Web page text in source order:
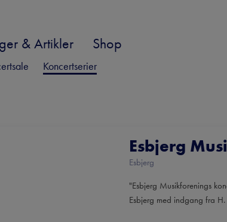
& Artikler Shop
Koncertserier
Esbjerg
Esbjerg
"Esbjerg Musikforenings
Esbjerg med indgang fra